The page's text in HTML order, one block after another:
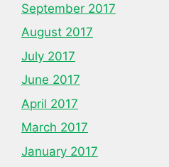
September 2017
August 2017
July 2017
June 2017
April 2017
March 2017
January 2017